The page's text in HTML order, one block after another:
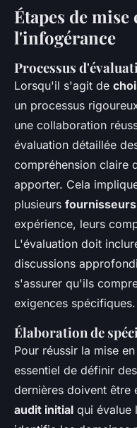
Étapes de
l'infogérance
Processus
Lorsqu'il s'agit de
un processus
une collaboration
évaluation détaillée
compréhension claire
apporter. Cela
plusieurs
expérience, leurs
L'évaluation doit
discussions
s'assurer qu'ils
exigences spécifiques.
Élaboration de
Pour réussir la mise
essentiel de définir des
dernières doivent être
audit initial qui évalue